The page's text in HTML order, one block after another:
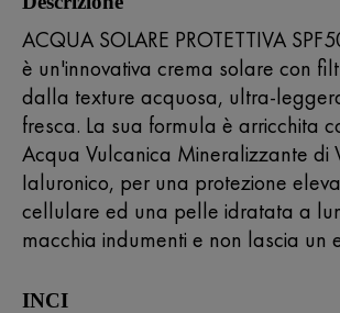
ACQUA SOLARE PROTETTIVA
è un'innovativa crema solare con
dalla texture acquosa, ultra-
fresca. La sua formula è arricchita
Acqua Vulcanica Mineralizzante di
Ialuronico, per una protezione
cellulare ed una pelle idratata a
macchia indumenti e non lascia un
INCI